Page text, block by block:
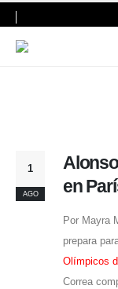
1
AGO
en
Por Mayra
prepara
Olímpicos
Correa